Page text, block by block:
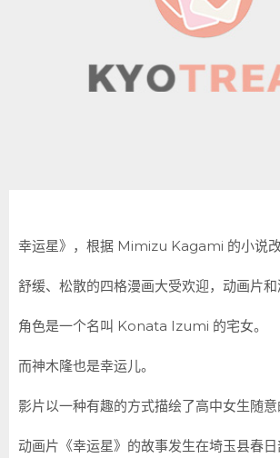
幸运星》，根据 Mimizu Kagami 的小说改
舒缓、松散的四格漫画大受欢迎，动画片和
角色是一个名叫 Konata Izumi 的宅女。
而神木隆也是幸运儿。
影片以一种有趣的方式描绘了高中女生随意
动画片《幸运星》的故事发生在埼玉县春